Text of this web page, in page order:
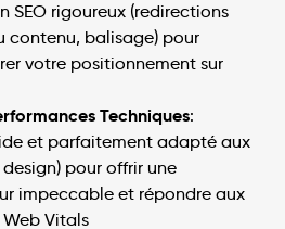
SEO rigoureux (redirections
contenu, balisage) pour
votre positionnement sur
Techniques:
et parfaitement adapté aux
pour offrir une
impeccable et répondre aux
Vitals